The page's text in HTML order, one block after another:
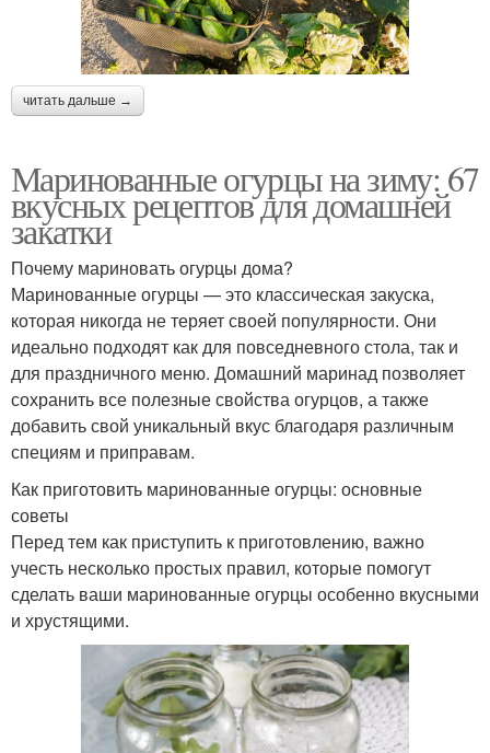
читать дальше →
Маринованные огурцы на зиму: 67
вкусных рецептов для домашней
закатки
Почему мариновать огурцы дома?
Маринованные огурцы — это классическая закуска,
которая никогда не теряет своей популярности. Они
идеально подходят как для повседневного стола, так и
для праздничного меню. Домашний маринад позволяет
сохранить все полезные свойства огурцов, а также
добавить свой уникальный вкус благодаря различным
специям и приправам.
Как приготовить маринованные огурцы: основные
советы
Перед тем как приступить к приготовлению, важно
учесть несколько простых правил, которые помогут
сделать ваши маринованные огурцы особенно вкусными
и хрустящими.